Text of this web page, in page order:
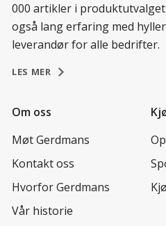
000 artikler i
også lang erfaring med
leverandør for alle bedrifter.
LES MER
Om oss
Møt Gerdmans
Kontakt oss
Hvorfor Gerdmans
Vår historie